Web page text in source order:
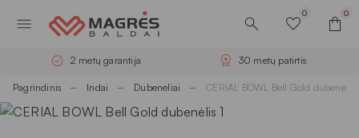
0 0
2 metų garantija 30 metų patirtis
Pagrindinis Indai Dubenėliai CERIAL BOWL Bell Gold dubenėlis